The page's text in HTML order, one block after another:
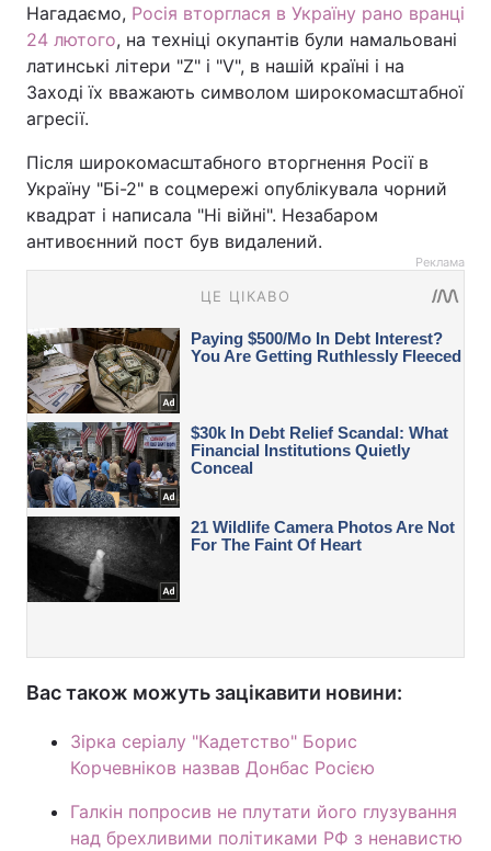
Нагадаємо, Росія вторглася в Україну рано вранці
24 лютого, на техніці окупантів були намальовані
латинські літери "Z" і "V", в нашій країні і на
Заході їх вважають символом широкомасштабної
агресії.
Після широкомасштабного вторгнення Росії в
Україну "Бі-2" в соцмережі опублікувала чорний
квадрат і написала "Ні війні". Незабаром
антивоєнний пост був видалений.
Реклама
Вас також можуть зацікавити новини:
Зірка серіалу "Кадетство" Борис
Корчевніков назвав Донбас Росією
Галкін попросив не плутати його глузування
над брехливими політиками РФ з ненавистю